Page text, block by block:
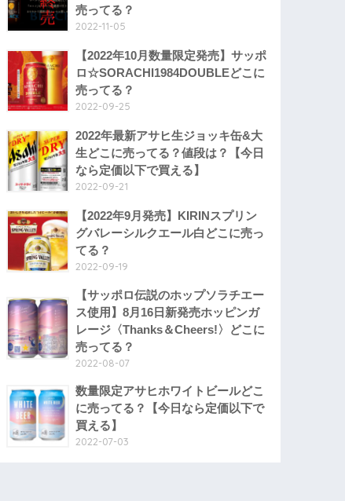
売ってる？
2022-11-05
【2022年10月数量限定発売】サッポ
ロ☆SORACHI1984DOUBLEどこに
売ってる？
2022-09-25
2022年最新アサヒ生ジョッキ缶&大
生どこに売ってる？値段は？【今日
なら定価以下で買える】
2022-09-21
【2022年9月発売】KIRINスプリン
グバレーシルクエール白どこに売っ
てる？
2022-09-19
【サッポロ伝説のホップソラチエー
ス使用】8月16日新発売ホッピンガ
レージ〈Thanks＆Cheers!〉どこに
売ってる？
2022-08-07
数量限定アサヒホワイトビールどこ
に売ってる？【今日なら定価以下で
買える】
2022-07-03